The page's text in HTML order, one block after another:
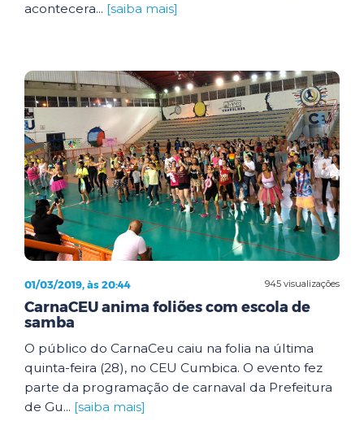
acontecera... [saiba mais]
945 visualizações
01/03/2019, às 20:44
CarnaCEU anima foliões com escola de
samba
O público do CarnaCeu caiu na folia na última
quinta-feira (28), no CEU Cumbica. O evento fez
parte da programação de carnaval da Prefeitura
de Gu... [saiba mais]